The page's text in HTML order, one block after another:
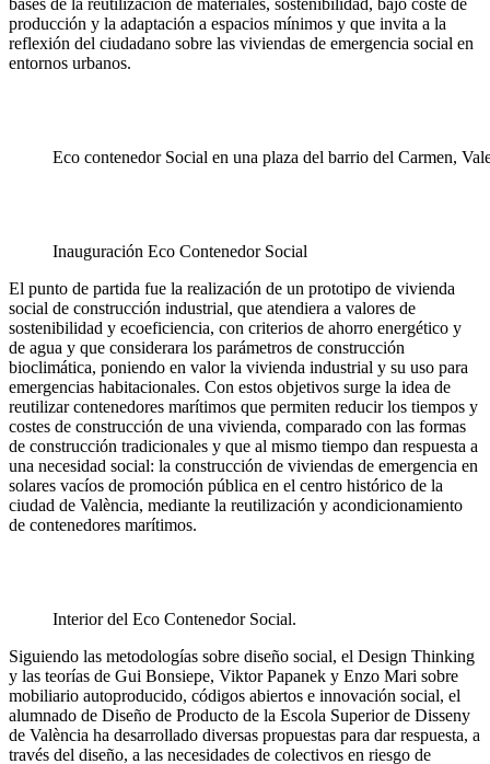
bases de la reutilización de materiales, sostenibilidad, bajo coste de
producción y la adaptación a espacios mínimos y que invita a la
reflexión del ciudadano sobre las viviendas de emergencia social en
entornos urbanos.
Eco contenedor Social en una plaza del barrio del Carmen,
Inauguración Eco Contenedor Social
El punto de partida fue la realización de un prototipo de vivienda
social de construcción industrial, que atendiera a valores de
sostenibilidad y ecoeficiencia, con criterios de ahorro energético y
de agua y que considerara los parámetros de construcción
bioclimática, poniendo en valor la vivienda industrial y su uso para
emergencias habitacionales. Con estos objetivos surge la idea de
reutilizar contenedores marítimos que permiten reducir los tiempos y
costes de construcción de una vivienda, comparado con las formas
de construcción tradicionales y que al mismo tiempo dan respuesta a
una necesidad social: la construcción de viviendas de emergencia en
solares vacíos de promoción pública en el centro histórico de la
ciudad de València, mediante la reutilización y acondicionamiento
de contenedores marítimos.
Interior del Eco Contenedor Social.
Siguiendo las metodologías sobre diseño social, el Design Thinking
y las teorías de Gui Bonsiepe, Viktor Papanek y Enzo Mari sobre
mobiliario autoproducido, códigos abiertos e innovación social, el
alumnado de Diseño de Producto de la Escola Superior de Disseny
de València ha desarrollado diversas propuestas para dar respuesta, a
través del diseño, a las necesidades de colectivos en riesgo de